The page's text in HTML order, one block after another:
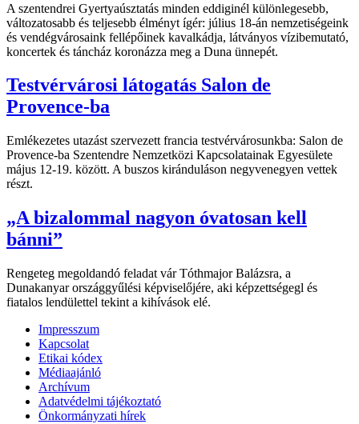
A szentendrei Gyertyaúsztatás minden eddiginél különlegesebb,
változatosabb és teljesebb élményt ígér: július 18-án nemzetiségeink
és vendégvárosaink fellépőinek kavalkádja, látványos vízibemutató,
koncertek és táncház koronázza meg a Duna ünnepét.
Testvérvárosi látogatás Salon de
Provence-ba
Emlékezetes utazást szervezett francia testvérvárosunkba: Salon de
Provence-ba Szentendre Nemzetközi Kapcsolatainak Egyesülete
május 12-19. között. A buszos kiránduláson negyvenegyen vettek
részt.
„A bizalommal nagyon óvatosan kell
bánni”
Rengeteg megoldandó feladat vár Tóthmajor Balázsra, a
Dunakanyar országgyűlési képviselőjére, aki képzettségegl és
fiatalos lendülettel tekint a kihívások elé.
Impresszum
Kapcsolat
Etikai kódex
Médiaajánló
Archívum
Adatvédelmi tájékoztató
Önkormányzati hírek